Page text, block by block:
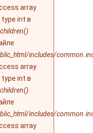
array
int в
includes/
array
int в
includes/
array